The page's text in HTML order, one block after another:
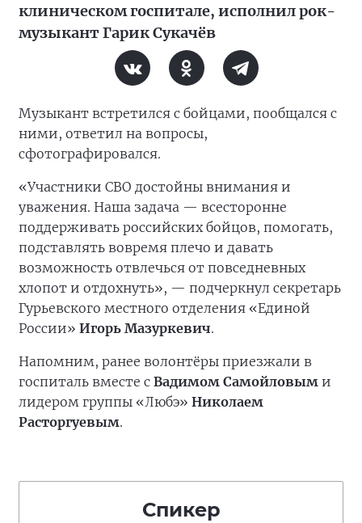
клиническом госпитале, исполнил рок-
музыкант Гарик Сукачёв
Музыкант встретился с бойцами, пообщался с
ними, ответил на вопросы,
сфотографировался.
«Участники СВО достойны внимания и
уважения. Наша задача — всесторонне
поддерживать российских бойцов, помогать,
подставлять вовремя плечо и давать
возможность отвлечься от повседневных
хлопот и отдохнуть», — подчеркнул секретарь
Гурьевского местного отделения «Единой
России» Игорь Мазуркевич.
Напомним, ранее волонтёры приезжали в
госпиталь вместе с Вадимом Самойловым и
лидером группы «Любэ» Николаем
Расторгуевым.
Спикер